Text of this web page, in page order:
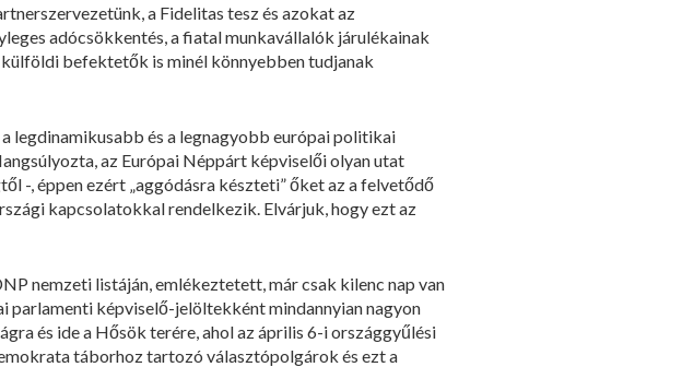
a Fidelitas tesz és azokat az
adócsökkentés, a fiatal munkavállalók járulékainak
külföldi befektetők is minél könnyebben tudjanak
legdinamikusabb és a legnagyobb európai politikai
az Európai Néppárt képviselői olyan utat
-, éppen ezért „aggódásra készteti” őket az a felvetődő
kapcsolatokkal rendelkezik. Elvárjuk, hogy ezt az
nemzeti listáján, emlékeztetett, már csak kilenc nap van
parlamenti képviselő-jelöltekként mindannyian nagyon
és ide a Hősök terére, ahol az április 6-i országgyűlési
táborhoz tartozó választópolgárok és ezt a